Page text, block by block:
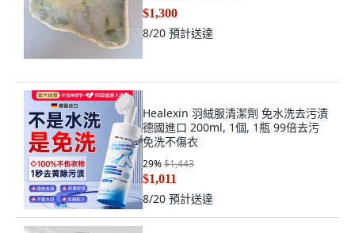
$1,300
8/20 預計送達
Healexin 羽絨服清潔劑 免水洗去污漬
德國進口 200ml, 1個, 1瓶 99倍去污
免洗不傷衣
29%$1,443
$1,011
8/20 預計送達